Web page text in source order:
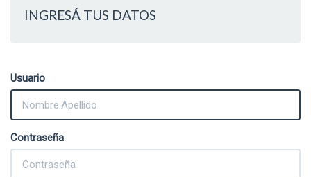
INGRESÁ TUS DATOS
Usuario
Contraseña